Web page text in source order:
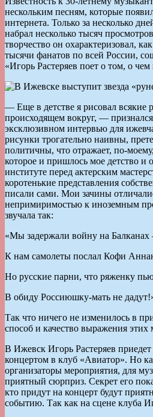
нескольким песням, которые
интернета. Только за несколько
набрал несколько тысяч
творчество он охарактеризовал,
тысячи фанатов по всей России,
«Игорь Растеряев поет о том, о
— Еще в детстве я рисовал всякие
происходящем вокруг, —
эксклюзивном интервью для
рисунки трогательно наивны,
политичны, что отражает, по-
которое и пришлось мое детство и
институте перед актерским
коротенькие представления
писали сами. Мои зачины
непримиримостью к иноземным
звучала так:
«Мы задержали войну на Балканах
К нам самолеты послал Кофи
Но русские парни, что ряженку
В обиду Россиюшку-мать не
Так что ничего не изменилось в
способ и качество выражения этих
В Ижевск Игорь Растеряев
концертом в клуб «Авиатор». Но
организаторы мероприятия, для
приятный сюрприз. Секрет его
кто придут на концерт будут
событию. Так как на сцене клуба